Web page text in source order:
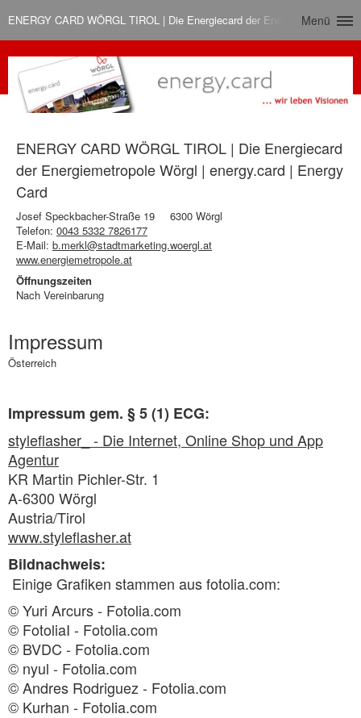
ENERGY CARD WÖRGL TIROL | Die Energiecard der Energiemetropole
Menü
ENERGY CARD WÖRGL TIROL | Die Energiecard
der Energiemetropole Wörgl | energy.card | Energy
Card
Josef Speckbacher-Straße 19
6300 Wörgl
Telefon: 0043 5332 7826177
E-Mail: b.merkl@stadtmarketing.woergl.at
www.energiemetropole.at
Öffnungszeiten
Nach Vereinbarung
Impressum
Österreich
Impressum gem. § 5 (1) ECG:
styleflasher_ - Die Internet, Online Shop und App
Agentur
KR Martin Pichler-Str. 1
A-6300 Wörgl
Austria/Tirol
www.styleflasher.at
Bildnachweis:
Einige Grafiken stammen aus fotolia.com:
© Yuri Arcurs - Fotolia.com
© FotoliaI - Fotolia.com
© BVDC - Fotolia.com
© nyul - Fotolia.com
© Andres Rodriguez - Fotolia.com
© Kurhan - Fotolia.com